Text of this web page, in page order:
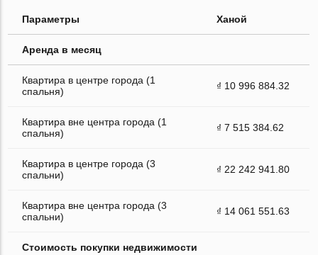
Параметры Ханой
Аренда в месяц
Квартира в центре города (1
спальня)
₫ 10 996 884.32
Квартира вне центра города (1
спальня)
₫ 7 515 384.62
Квартира в центре города (3
спальни)
₫ 22 242 941.80
Квартира вне центра города (3
спальни)
₫ 14 061 551.63
Стоимость покупки недвижимости